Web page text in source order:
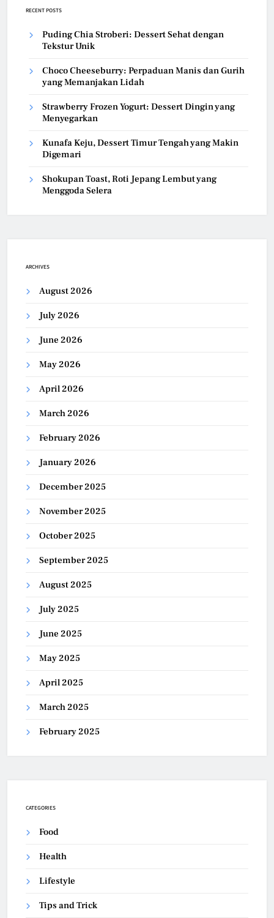
RECENT POSTS
Puding Chia Stroberi: Dessert Sehat dengan
Tekstur Unik
Choco Cheeseburry: Perpaduan Manis dan Gurih
yang Memanjakan Lidah
Strawberry Frozen Yogurt: Dessert Dingin yang
Menyegarkan
Kunafa Keju, Dessert Timur Tengah yang Makin
Digemari
Shokupan Toast, Roti Jepang Lembut yang
Menggoda Selera
ARCHIVES
August 2026
July 2026
June 2026
May 2026
April 2026
March 2026
February 2026
January 2026
December 2025
November 2025
October 2025
September 2025
August 2025
July 2025
June 2025
May 2025
April 2025
March 2025
February 2025
CATEGORIES
Food
Health
Lifestyle
Tips and Trick